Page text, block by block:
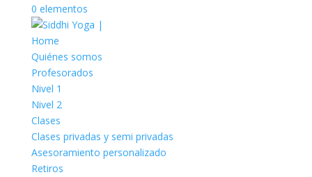
0 elementos
Home
Quiénes somos
Profesorados
Nivel 1
Nivel 2
Clases
Clases privadas y semi privadas
Asesoramiento personalizado
Retiros